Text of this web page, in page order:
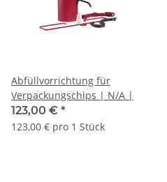
Abfüllvorrichtung für
Verpackungschips | N/A |
123,00 € *
123,00 € pro 1 Stück